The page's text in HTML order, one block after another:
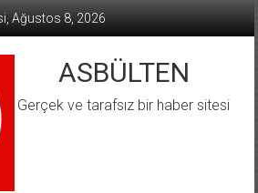
Ağustos 8, 2026
ASBÜLTEN
Gerçek ve tarafsız bir haber sitesi